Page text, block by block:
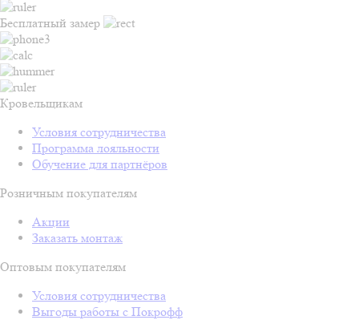
Бесплатный замер
Кровельщикам
Условия сотрудничества
Программа лояльности
Обучение для партнёров
Розничным покупателям
Акции
Заказать монтаж
Оптовым покупателям
Условия сотрудничества
Выгоды работы с Покрофф